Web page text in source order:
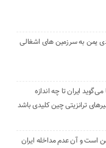
یمن به سرزمین های اشغالی
ایران تا چه اندازه
ترانزیتی چین کلیدی باشد
است و آن عدم مداخله ایران